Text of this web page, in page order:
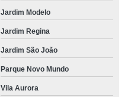
Jardim Modelo
Jardim Regina
Jardim São João
Parque Novo Mundo
Vila Aurora